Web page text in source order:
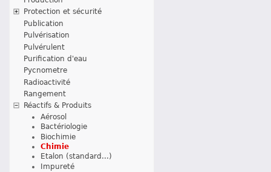
Protection et sécurité
Publication
Pulvérisation
Pulvérulent
Purification d'eau
Pycnometre
Radioactivité
Rangement
Réactifs & Produits
Aérosol
Bactériologie
Biochimie
Chimie
Etalon (standard...)
Impureté